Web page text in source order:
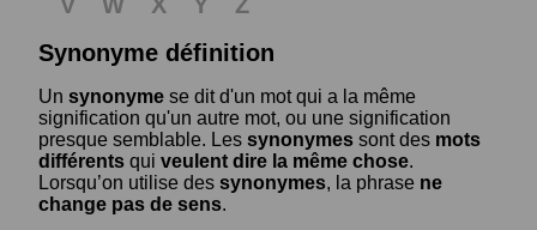
Synonyme définition
Un synonyme se dit d'un mot qui a la même
signification qu'un autre mot, ou une signification
presque semblable. Les synonymes sont des mots
différents qui veulent dire la même chose.
Lorsqu’on utilise des synonymes, la phrase ne
change pas de sens.